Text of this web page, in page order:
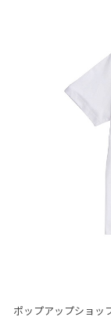
ポップアップショ